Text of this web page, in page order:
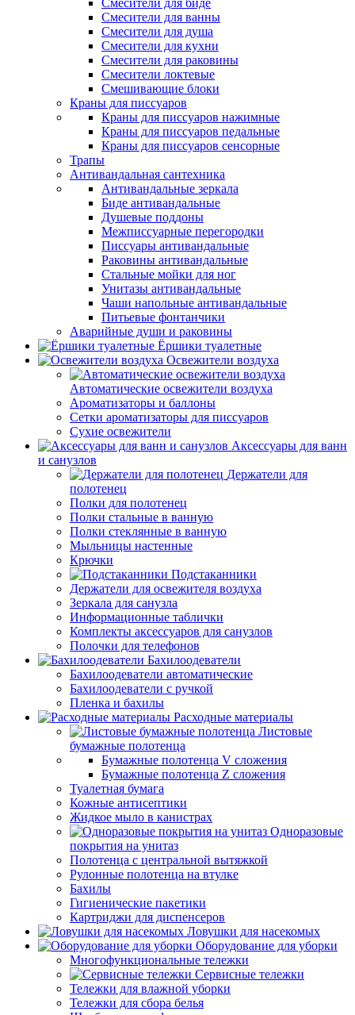
Смесители для биде
Смесители для ванны
Смесители для душа
Смесители для кухни
Смесители для раковины
Смесители локтевые
Смешивающие блоки
Краны для писсуаров
Краны для писсуаров нажимные
Краны для писсуаров педальные
Краны для писсуаров сенсорные
Трапы
Антивандальная сантехника
Антивандальные зеркала
Биде антивандальные
Душевые поддоны
Межписсуарные перегородки
Писсуары антивандальные
Раковины антивандальные
Стальные мойки для ног
Унитазы антивандальные
Чаши напольные антивандальные
Питьевые фонтанчики
Аварийные души и раковины
Ёршики туалетные
Освежители воздуха
Автоматические освежители воздуха
Ароматизаторы и баллоны
Сетки ароматизаторы для писсуаров
Сухие освежители
Аксессуары для ванн
и санузлов
Держатели для
полотенец
Полки для полотенец
Полки стальные в ванную
Полки стеклянные в ванную
Мыльницы настенные
Крючки
Подстаканники
Держатели для освежителя воздуха
Зеркала для санузла
Информационные таблички
Комплекты аксессуаров для санузлов
Полочки для телефонов
Бахилоодеватели
Бахилоодеватели автоматические
Бахилоодеватели с ручкой
Пленка и бахилы
Расходные материалы
Листовые
бумажные полотенца
Бумажные полотенца V сложения
Бумажные полотенца Z сложения
Туалетная бумага
Кожные антисептики
Жидкое мыло в канистрах
Одноразовые
покрытия на унитаз
Полотенца с центральной вытяжкой
Рулонные полотенца на втулке
Бахилы
Гигиенические пакетики
Картриджи для диспенсеров
Ловушки для насекомых
Оборудование для уборки
Многофункциональные тележки
Сервисные тележки
Тележки для влажной уборки
Тележки для сбора белья